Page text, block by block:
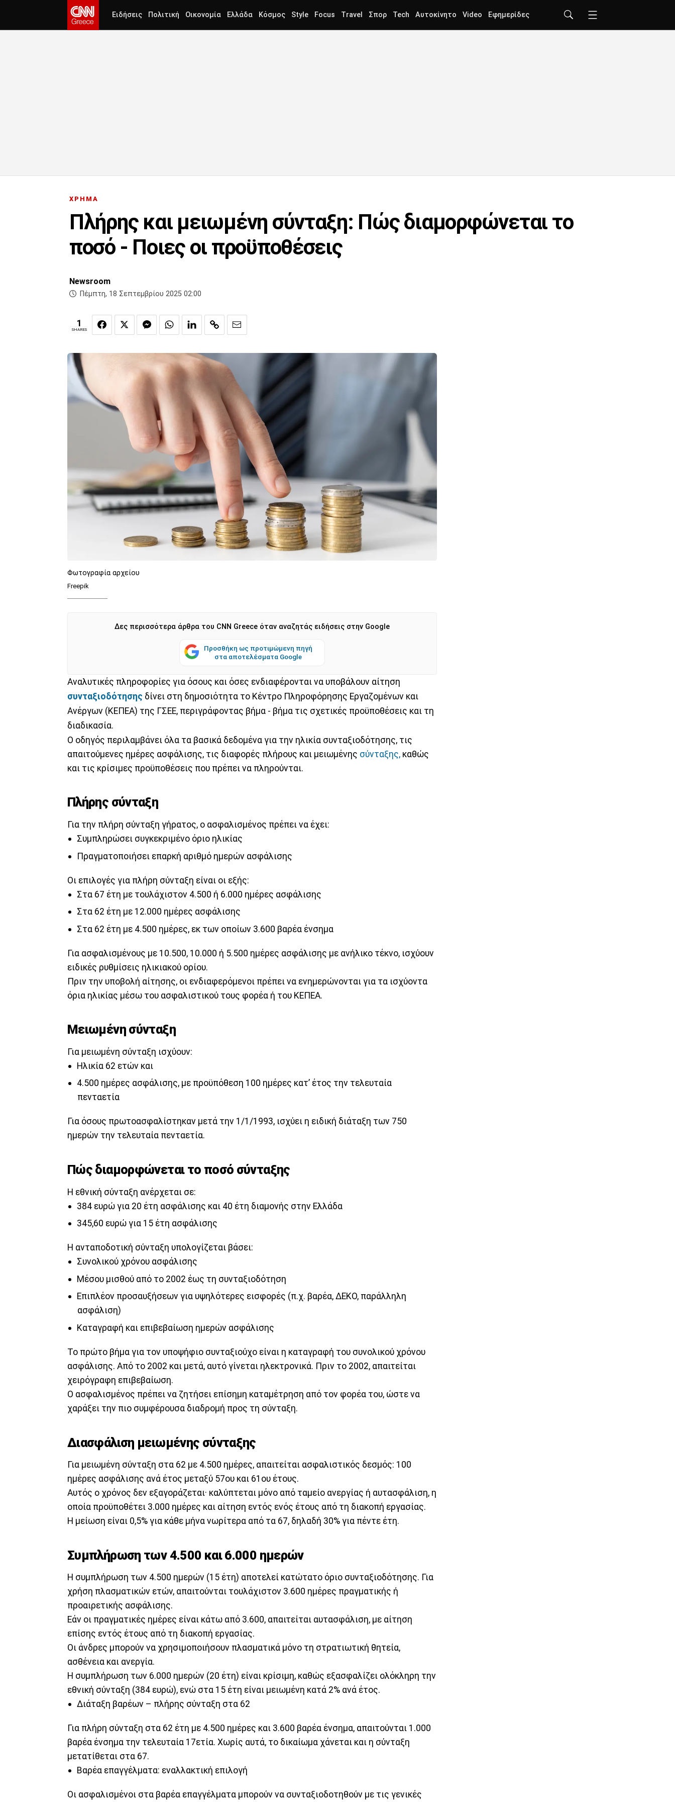
Ειδήσεις Πολιτική Οικονομία Ελλάδα Κόσμος Style Focus Travel Σπορ Tech Αυτοκίνητο Video Εφημερίδες
ΧΡΗΜΑ
Πλήρης και μειωμένη σύνταξη: Πώς διαμορφώνεται το
ποσό - Ποιες οι προϋποθέσεις
Newsroom
Πέμπτη, 18 Σεπτεμβρίου 2025 02:00
1
SHARES
Φωτογραφία αρχείου
Freepik
Δες περισσότερα άρθρα του CNN Greece όταν αναζητάς ειδήσεις στην Google
Προσθήκη ως προτιμώμενη πηγή
στα αποτελέσματα Google
Αναλυτικές πληροφορίες για όσους και όσες ενδιαφέρονται να υποβάλουν αίτηση
συνταξιοδότησης δίνει στη δημοσιότητα το Κέντρο Πληροφόρησης Εργαζομένων και
Ανέργων (ΚΕΠΕΑ) της ΓΣΕΕ, περιγράφοντας βήμα - βήμα τις σχετικές προϋποθέσεις και τη
διαδικασία.
Ο οδηγός περιλαμβάνει όλα τα βασικά δεδομένα για την ηλικία συνταξιοδότησης, τις
απαιτούμενες ημέρες ασφάλισης, τις διαφορές πλήρους και μειωμένης σύνταξης, καθώς
και τις κρίσιμες προϋποθέσεις που πρέπει να πληρούνται.
Πλήρης σύνταξη
Για την πλήρη σύνταξη γήρατος, ο ασφαλισμένος πρέπει να έχει:
Συμπληρώσει συγκεκριμένο όριο ηλικίας
Πραγματοποιήσει επαρκή αριθμό ημερών ασφάλισης
Οι επιλογές για πλήρη σύνταξη είναι οι εξής:
Στα 67 έτη με τουλάχιστον 4.500 ή 6.000 ημέρες ασφάλισης
Στα 62 έτη με 12.000 ημέρες ασφάλισης
Στα 62 έτη με 4.500 ημέρες, εκ των οποίων 3.600 βαρέα ένσημα
Για ασφαλισμένους με 10.500, 10.000 ή 5.500 ημέρες ασφάλισης με ανήλικο τέκνο, ισχύουν
ειδικές ρυθμίσεις ηλικιακού ορίου.
Πριν την υποβολή αίτησης, οι ενδιαφερόμενοι πρέπει να ενημερώνονται για τα ισχύοντα
όρια ηλικίας μέσω του ασφαλιστικού τους φορέα ή του ΚΕΠΕΑ.
Μειωμένη σύνταξη
Για μειωμένη σύνταξη ισχύουν:
Ηλικία 62 ετών και
4.500 ημέρες ασφάλισης, με προϋπόθεση 100 ημέρες κατ’ έτος την τελευταία
πενταετία
Για όσους πρωτοασφαλίστηκαν μετά την 1/1/1993, ισχύει η ειδική διάταξη των 750
ημερών την τελευταία πενταετία.
Πώς διαμορφώνεται το ποσό σύνταξης
Η εθνική σύνταξη ανέρχεται σε:
384 ευρώ για 20 έτη ασφάλισης και 40 έτη διαμονής στην Ελλάδα
345,60 ευρώ για 15 έτη ασφάλισης
Η ανταποδοτική σύνταξη υπολογίζεται βάσει:
Συνολικού χρόνου ασφάλισης
Μέσου μισθού από το 2002 έως τη συνταξιοδότηση
Επιπλέον προσαυξήσεων για υψηλότερες εισφορές (π.χ. βαρέα, ΔΕΚΟ, παράλληλη
ασφάλιση)
Καταγραφή και επιβεβαίωση ημερών ασφάλισης
Το πρώτο βήμα για τον υποψήφιο συνταξιούχο είναι η καταγραφή του συνολικού χρόνου
ασφάλισης. Από το 2002 και μετά, αυτό γίνεται ηλεκτρονικά. Πριν το 2002, απαιτείται
χειρόγραφη επιβεβαίωση.
Ο ασφαλισμένος πρέπει να ζητήσει επίσημη καταμέτρηση από τον φορέα του, ώστε να
χαράξει την πιο συμφέρουσα διαδρομή προς τη σύνταξη.
Διασφάλιση μειωμένης σύνταξης
Για μειωμένη σύνταξη στα 62 με 4.500 ημέρες, απαιτείται ασφαλιστικός δεσμός: 100
ημέρες ασφάλισης ανά έτος μεταξύ 57ου και 61ου έτους.
Αυτός ο χρόνος δεν εξαγοράζεται· καλύπτεται μόνο από ταμείο ανεργίας ή αυτασφάλιση, η
οποία προϋποθέτει 3.000 ημέρες και αίτηση εντός ενός έτους από τη διακοπή εργασίας.
Η μείωση είναι 0,5% για κάθε μήνα νωρίτερα από τα 67, δηλαδή 30% για πέντε έτη.
Συμπλήρωση των 4.500 και 6.000 ημερών
Η συμπλήρωση των 4.500 ημερών (15 έτη) αποτελεί κατώτατο όριο συνταξιοδότησης. Για
χρήση πλασματικών ετών, απαιτούνται τουλάχιστον 3.600 ημέρες πραγματικής ή
προαιρετικής ασφάλισης.
Εάν οι πραγματικές ημέρες είναι κάτω από 3.600, απαιτείται αυτασφάλιση, με αίτηση
επίσης εντός έτους από τη διακοπή εργασίας.
Οι άνδρες μπορούν να χρησιμοποιήσουν πλασματικά μόνο τη στρατιωτική θητεία,
ασθένεια και ανεργία.
Η συμπλήρωση των 6.000 ημερών (20 έτη) είναι κρίσιμη, καθώς εξασφαλίζει ολόκληρη την
εθνική σύνταξη (384 ευρώ), ενώ στα 15 έτη είναι μειωμένη κατά 2% ανά έτος.
Διάταξη βαρέων – πλήρης σύνταξη στα 62
Για πλήρη σύνταξη στα 62 έτη με 4.500 ημέρες και 3.600 βαρέα ένσημα, απαιτούνται 1.000
βαρέα ένσημα την τελευταία 17ετία. Χωρίς αυτά, το δικαίωμα χάνεται και η σύνταξη
μετατίθεται στα 67.
Βαρέα επαγγέλματα: εναλλακτική επιλογή
Οι ασφαλισμένοι στα βαρέα επαγγέλματα μπορούν να συνταξιοδοτηθούν με τις γενικές